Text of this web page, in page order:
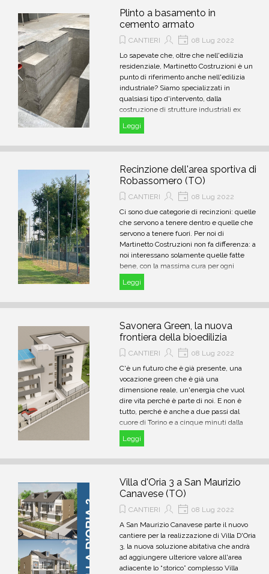
Plinto a basamento in
cemento armato
CANTIERI
08 Lug 2022
Lo sapevate che, oltre che nell'edilizia
residenziale, Martinetto Costruzioni è un
punto di riferimento anche nell'edilizia
industriale? Siamo specializzati in
qualsiasi tipo d'intervento, dalla
costruzione di strutture industriali ex
manutenzione periodica di strutture
Leggi
Recinzione dell'area sportiva di
Robassomero (TO)
CANTIERI
08 Lug 2022
Ci sono due categorie di recinzioni: quelle
che servono a tenere dentro e quelle che
servono a tenere fuori. Per noi di
Martinetto Costruzioni non fa differenza: a
noi interessano solamente quelle fatte
bene, con la massima cura per ogni
Leggi
Savonera Green, la nuova
frontiera della bioedilizia
CANTIERI
08 Lug 2022
C'è un futuro che è già presente, una
vocazione green che è già una
dimensione reale, un'energia che vuol
dire vita perché è parte di noi. E non è
tutto, perché è anche a due passi dal
cuore di Torino e a cinque minuti dalla
Leggi
Villa d'Oria 3 a San Maurizio
Canavese (TO)
CANTIERI
08 Lug 2022
A San Maurizio Canavese parte il nuovo
cantiere per la realizzazione di Villa D'Oria
3, la nuova soluzione abitativa che andrà
ad aggiungere ulteriore valore all'area
adiacente lo “storico” complesso Villa